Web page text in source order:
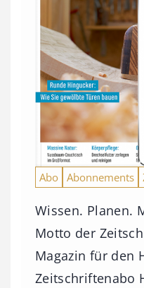
Abo Abonnements
Wissen. Planen.
Motto der
Magazin für den
Zeitschriftenabo